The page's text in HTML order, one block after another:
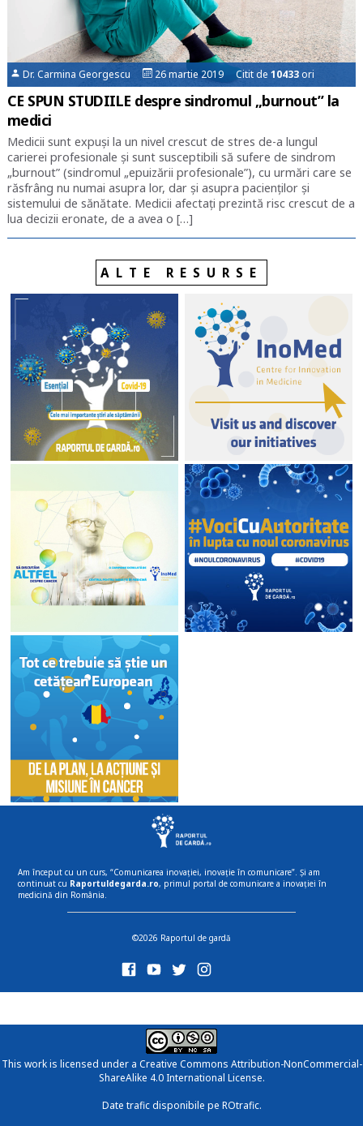
Dr. Carmina Georgescu 26 martie 2019 Citit de10433ori
CE SPUN STUDIILE despre sindromul „burnout” la
medici
Medicii sunt expuși la un nivel crescut de stres de-a lungul
carierei profesionale și sunt susceptibili să sufere de sindrom
„burnout” (sindromul „epuizării profesionale”), cu urmări care se
răsfrâng nu numai asupra lor, dar și asupra pacienților și
sistemului de sănătate. Medicii afectați prezintă risc crescut de a
lua decizii eronate, de a avea o […]
ALTE RESURSE
Am început cu un curs, “Comunicarea inovației, inovație în comunicare”. Și am
continuat cu Raportuldegarda.ro, primul portal de comunicare a inovației în
medicină din România.
©2026 Raportul de gardă
This work is licensed under a Creative Commons Attribution-NonCommercial-
ShareAlike 4.0 International License.
Date trafic disponibile pe ROtrafic.